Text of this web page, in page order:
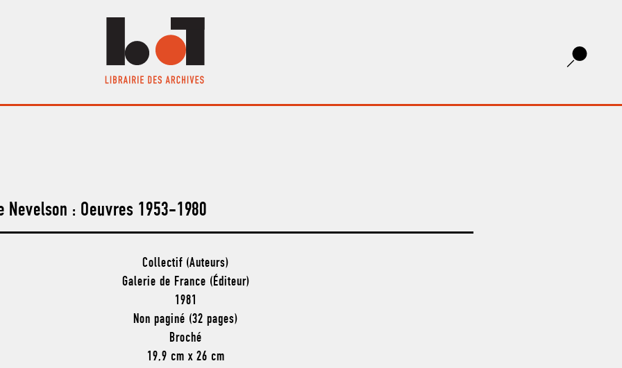
Nevelson : Oeuvres 1953-1980
Collectif (Auteurs)
Galerie de France (Éditeur)
1981
Non paginé (32 pages)
Broché
19,9 cm x 26 cm